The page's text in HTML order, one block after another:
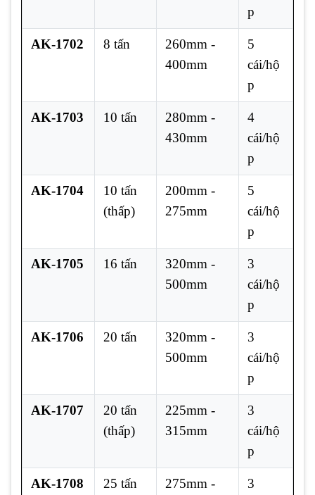
p
AK-1702 8 tấn
260mm -
400mm
5
cái/hộ
p
AK-1703 10 tấn
280mm -
430mm
4
cái/hộ
p
AK-1704
10 tấn
(thấp)
200mm -
275mm
5
cái/hộ
p
AK-1705 16 tấn
320mm -
500mm
3
cái/hộ
p
AK-1706 20 tấn
320mm -
500mm
3
cái/hộ
p
AK-1707
20 tấn
(thấp)
225mm -
315mm
3
cái/hộ
p
AK-1708 25 tấn
275mm -
3